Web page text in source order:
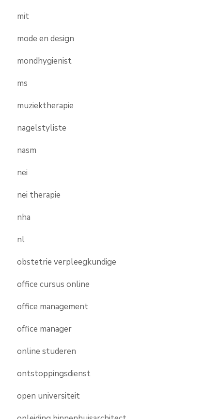
mit
mode en design
mondhygienist
ms
muziektherapie
nagelstyliste
nasm
nei
nei therapie
nha
nl
obstetrie verpleegkundige
office cursus online
office management
office manager
online studeren
ontstoppingsdienst
open universiteit